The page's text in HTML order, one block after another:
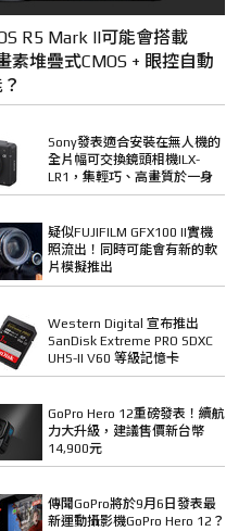
R5 Mark II可能會搭載
素堆疊式CMOS + 眼控自動
Sony發表適合安裝在無人機的
全片幅可交換鏡頭相機ILX-
LR1，集輕巧、高畫質於一身
疑似FUJIFILM GFX100 II實機
照流出！同時可能會有新的軟
片模擬推出
Western Digital 宣布推出
SanDisk Extreme PRO SDXC
UHS-II V60 等級記憶卡
GoPro Hero 12重磅發表！續航
力大升級，建議售價新台幣
14,900元
傳聞GoPro將於9月6日發表最
新運動攝影機GoPro Hero 12？